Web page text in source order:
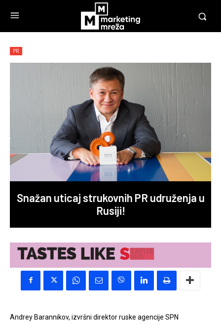
PR
Snažan uticaj strukovnih PR udruženja u
Rusiji!
Andrey Barannikov, izvršni direktor ruske agencije SPN